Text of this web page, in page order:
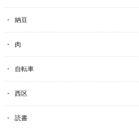
納豆
肉
自転車
西区
読書